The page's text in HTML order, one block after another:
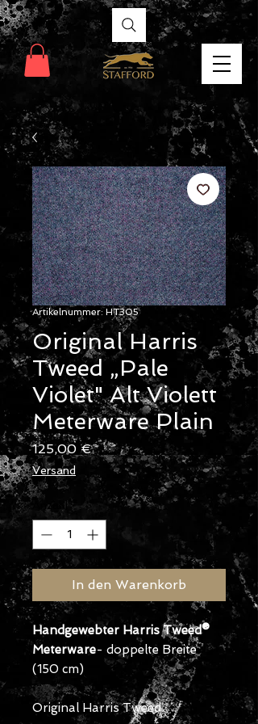
Artikelnummer: HT305
Original Harris
Tweed „Pale
Violet" Alt Violett
Meterware Plain
125,00 €Preis
Versand
Anzahl *
In den Warenkorb
Handgewebter Harris Tweed®
Meterware- doppelte Breite
(150 cm)
Original Harris Tweed